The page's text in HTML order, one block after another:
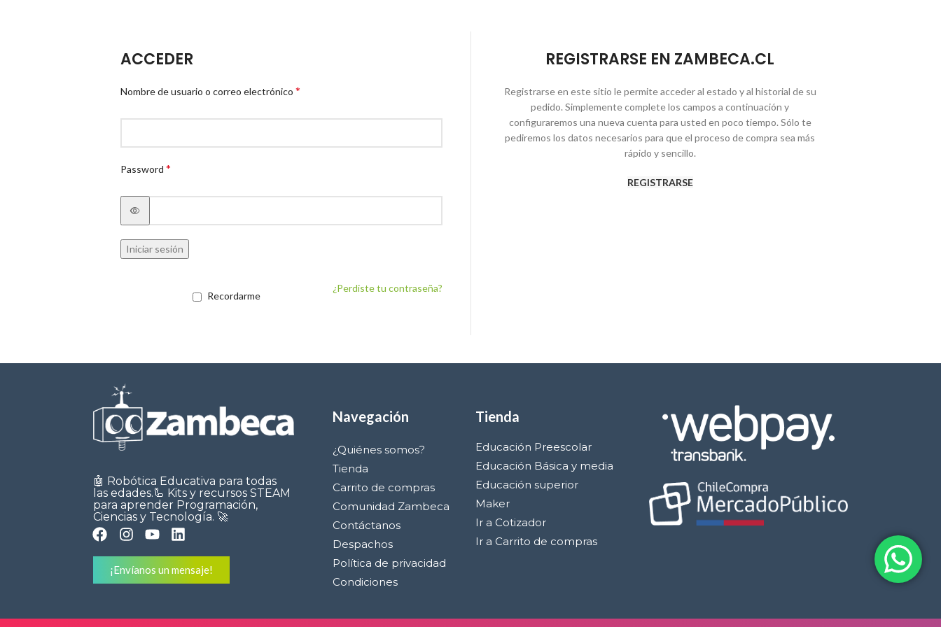
ACCEDER
Nombre de usuario o correo electrónico *
Password *
Iniciar sesión
¿Perdiste tu contraseña?
Recordarme
REGISTRARSE EN ZAMBECA.CL
Registrarse en este sitio le permite acceder al estado y al historial de su
pedido. Simplemente complete los campos a continuación y
configuraremos una nueva cuenta para usted en poco tiempo. Sólo te
pediremos los datos necesarios para que el proceso de compra sea más
rápido y sencillo.
REGISTRARSE
🤖 Robótica Educativa para todas
las edades.🦾 Kits y recursos STEAM
para aprender Programación,
Ciencias y Tecnología. 🚀
¡Envíanos un mensaje!
Navegación
¿Quiénes somos?
Tienda
Carrito de compras
Comunidad Zambeca
Contáctanos
Despachos
Política de privacidad
Condiciones
Tienda
Educación Preescolar
Educación Básica y media
Educación superior
Maker
Ir a Cotizador
Ir a Carrito de compras